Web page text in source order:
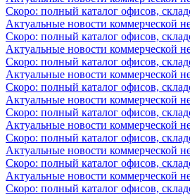
Скоро: полный каталог офисов,
Актуальные новости коммерческой
Скоро: полный каталог офисов,
Актуальные новости коммерческой
Скоро: полный каталог офисов,
Актуальные новости коммерческой
Скоро: полный каталог офисов,
Актуальные новости коммерческой
Скоро: полный каталог офисов,
Актуальные новости коммерческой
Скоро: полный каталог офисов,
Актуальные новости коммерческой
Скоро: полный каталог офисов,
Актуальные новости коммерческой
Скоро: полный каталог офисов,